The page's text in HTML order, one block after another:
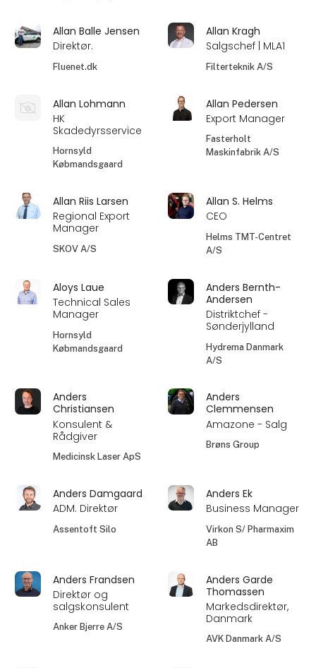
Allan Balle Jensen
Direktør.
Fluenet.dk
Allan Kragh
Salgschef | MLA1
Filterteknik A/S
Allan Lohmann
HK
Skadedyrsservice
Hornsyld
Købmandsgaard
Allan Pedersen
Export Manager
Fasterholt
Maskinfabrik A/S
Allan Riis Larsen
Regional Export
Manager
SKOV A/S
Allan S. Helms
CEO
Helms TMT-Centret
A/S
Aloys Laue
Technical Sales
Manager
Hornsyld
Købmandsgaard
Anders Bernth-
Andersen
Distriktchef -
Sønderjylland
Hydrema Danmark
A/S
Anders
Christiansen
Konsulent &
Rådgiver
Medicinsk Laser ApS
Anders
Clemmensen
Amazone - Salg
Brøns Group
Anders Damgaard
ADM. Direktør
Assentoft Silo
Anders Ek
Business Manager
Virkon S/ Pharmaxim
AB
Anders Frandsen
Direktør og
salgskonsulent
Anker Bjerre A/S
Anders Garde
Thomassen
Markedsdirektør,
Danmark
AVK Danmark A/S